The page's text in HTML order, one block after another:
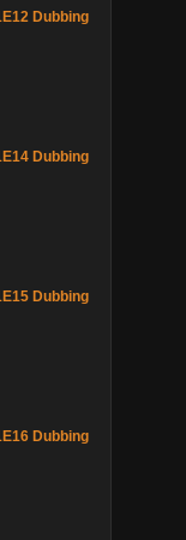
Dubbing
Dubbing
Dubbing
Dubbing